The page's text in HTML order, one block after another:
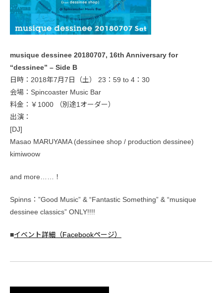
musique dessinee 20180707, 16th Anniversary for
“dessinee” – Side B
日時：2018年7月7日（土） 23：59 to 4：30
会場：Spincoaster Music Bar
料金：￥1000 （別途1オーダー）
出演：
[DJ]
Masao MARUYAMA (dessinee shop / production dessinee)
kimiwoow
and more……！
Spinns：”Good Music” & “Fantastic Something” & “musique
dessinee classics” ONLY!!!!
■イベント詳細（Facebookページ）